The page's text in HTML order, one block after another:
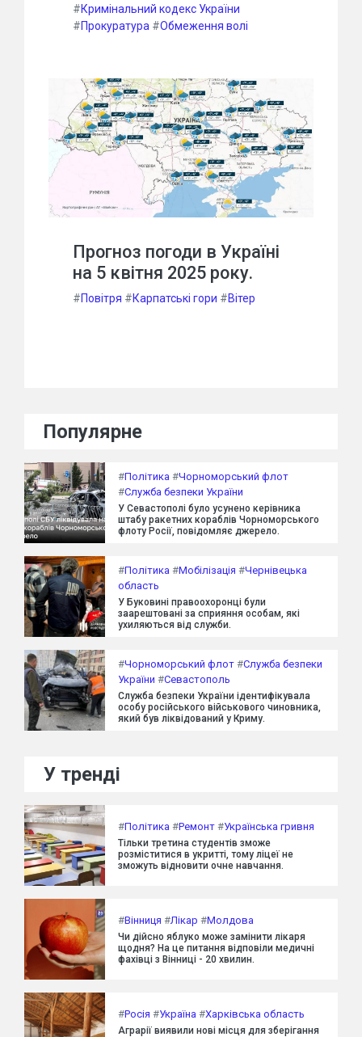
#Кримінальний кодекс України
#Прокуратура #Обмеження волі
Прогноз погоди в Україні
на 5 квітня 2025 року.
#Повітря #Карпатські гори #Вітер
Популярне
#Політика #Чорноморський флот
#Служба безпеки України
У Севастополі було усунено керівника
штабу ракетних кораблів Чорноморського
флоту Росії, повідомляє джерело.
#Політика #Мобілізація #Чернівецька
область
У Буковині правоохоронці були
заарештовані за сприяння особам, які
ухиляються від служби.
#Чорноморський флот #Служба безпеки
України #Севастополь
Служба безпеки України ідентифікувала
особу російського військового чиновника,
який був ліквідований у Криму.
У тренді
#Політика #Ремонт #Українська гривня
Тільки третина студентів зможе
розміститися в укритті, тому ліцеї не
зможуть відновити очне навчання.
#Вінниця #Лікар #Молдова
Чи дійсно яблуко може замінити лікаря
щодня? На це питання відповіли медичні
фахівці з Вінниці - 20 хвилин.
#Росія #Україна #Харківська область
Аграрії виявили нові місця для зберігання